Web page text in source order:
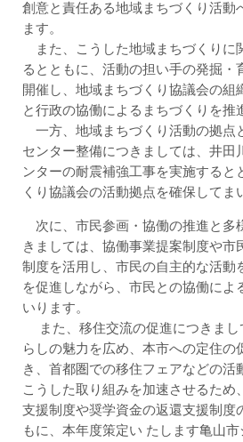
創意と責任ある地域まちづくり活動
ます。
また、こうした地域まちづくりに
るとともに、活動の担い手の発掘・
開催し、地域まちづくり協議会の組
と行政の協働によるまちづくりを推
一方、地域まちづくり活動の拠点
センター整備につきましては、井田
ンターの耐震補強工事を実施すると
くり協議会の活動拠点を確保してま
次に、市民参画・協働の推進と多
きましては、協働事業提案制度や市
制度を活用し、市民の自主的な活動
を促進しながら、市民との協働によ
いります。
また、移住交流の促進につきまし
らしの魅力を広め、本市への定住の
き、首都圏での移住フェアなどの活
こうした取り組みを加速させるため
支援制度や奨学資金の返還支援制度
もに、本年度策定い たします亀山